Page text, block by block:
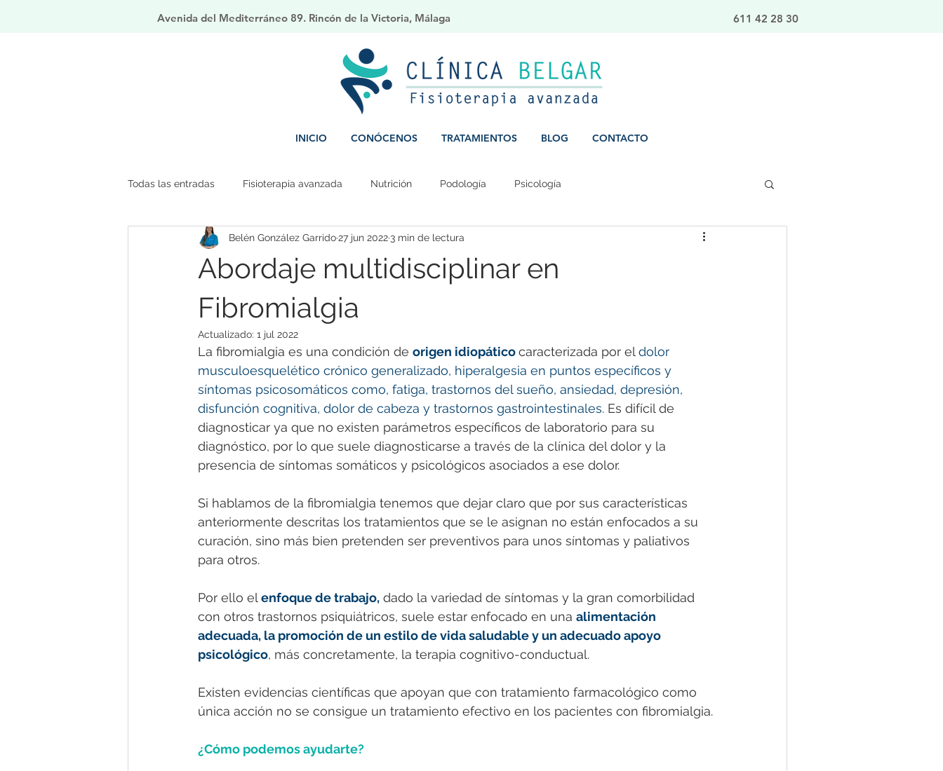
Avenida del Mediterráneo 89. Rincón de la Victoria, Málaga 611 42 28 30
INICIO CONÓCENOS TRATAMIENTOS BLOG CONTACTO
Todas las entradas Fisioterapia avanzada Nutrición Podología Psicología
Abordaje multidisciplinar en
Fibromialgia
Belén González Garrido27 jun 2022 3 min de lectura
Actualizado: 1 jul 2022
La fibromialgia es una condición de origen idiopático caracterizada por el dolor
musculoesquelético crónico generalizado, hiperalgesia en puntos específicos y
síntomas psicosomáticos como, fatiga, trastornos del sueño, ansiedad, depresión,
disfunción cognitiva, dolor de cabeza y trastornos gastrointestinales. Es difícil de
diagnosticar ya que no existen parámetros específicos de laboratorio para su
diagnóstico, por lo que suele diagnosticarse a través de la clínica del dolor y la
presencia de síntomas somáticos y psicológicos asociados a ese dolor.
Si hablamos de la fibromialgia tenemos que dejar claro que por sus características
anteriormente descritas los tratamientos que se le asignan no están enfocados a su
curación, sino más bien pretenden ser preventivos para unos síntomas y paliativos
para otros.
Por ello el enfoque de trabajo, dado la variedad de síntomas y la gran comorbilidad
con otros trastornos psiquiátricos, suele estar enfocado en una alimentación
adecuada, la promoción de un estilo de vida saludable y un adecuado apoyo
psicológico, más concretamente, la terapia cognitivo-conductual.
Existen evidencias científicas que apoyan que con tratamiento farmacológico como
única acción no se consigue un tratamiento efectivo en los pacientes con fibromialgia.
¿Cómo podemos ayudarte?